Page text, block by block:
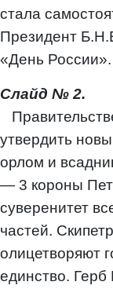
стала
Президент
«День России».
Слайд № 2.
утвердить
орлом и
— 3 короны
суверенитет
частей.
олицетворяют
единство. Герб